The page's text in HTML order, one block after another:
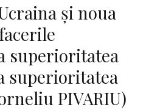
și noua
superioritatea
superioritatea
PIVARIU)